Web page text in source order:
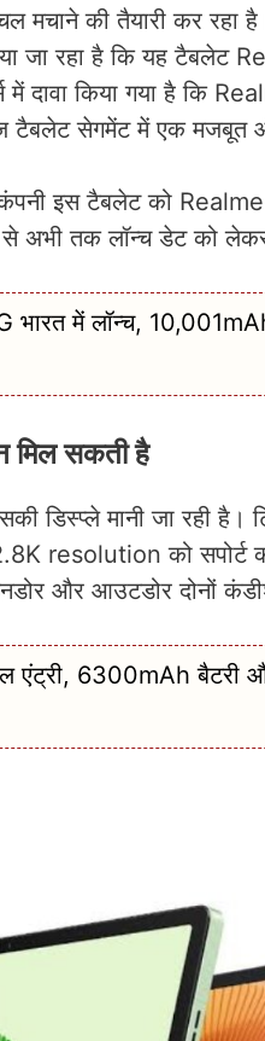
की तैयारी कर रहा
जा रहा है कि यह टैबलेट
किया गया है कि
टैबलेट सेगमेंट में एक मजबूत
कंपनी इस टैबलेट को
तक लॉन्च डेट को लेकर
में लॉन्च,
मिल सकती है
डिस्प्ले मानी जा रही है।
resolution को सपोर्ट
और आउटडोर दोनों
एंट्री, 6300mAh बैटरी